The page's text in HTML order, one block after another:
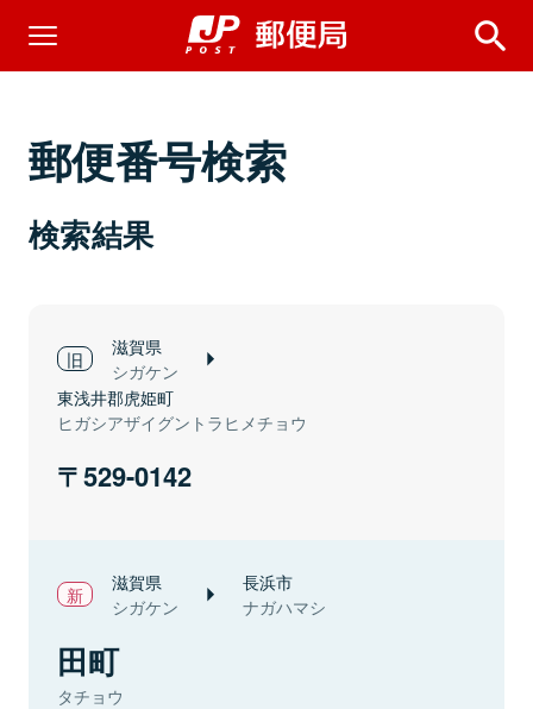
郵便番号検索
検索結果
滋賀県
シガケン
東浅井郡虎姫町
ヒガシアザイグントラヒメチョウ
529-0142
滋賀県
シガケン
長浜市
ナガハマシ
田町
タチョウ